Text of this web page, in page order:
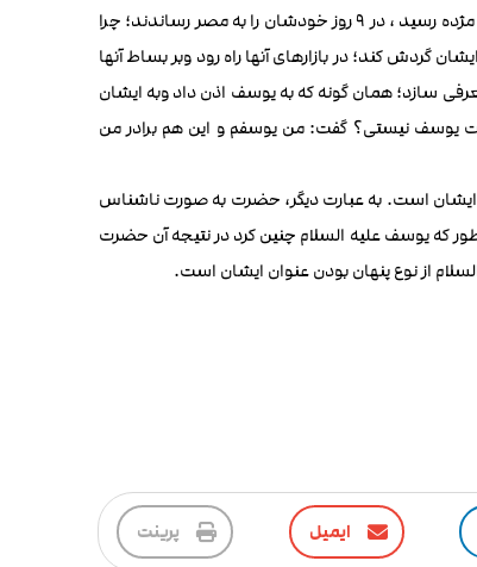
خواست که مکان وی را به او بنمایاند؛ می توانست .به خدا سوگند، وقتی به یعقوب و فرزندانش مژده رسید ، در 9 روز خودشان را به مصر رساندند؛ چرا
گردش کند؛ در بازارهای آنها راه رود وبر بساط آنها
معرفی سازد؛ همان گونه که به یوسف اذن داد وبه ایشان
یوسف نیستی؟ گفت: من یوسفم و این هم برادر من
ایشان است. به عبارت دیگر، حضرت به صورت ناشناس
که یوسف علیه السلام چنین کرد در نتیجه آن حضرت
از نوع پنهان بودن عنوان ایشان است.
ایمیل پرینت